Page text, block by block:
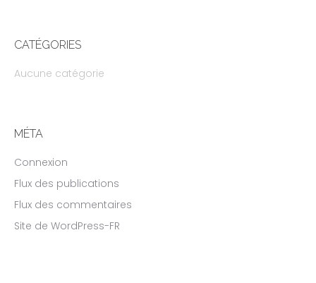
CATÉGORIES
Aucune catégorie
MÉTA
Connexion
Flux des publications
Flux des commentaires
Site de WordPress-FR